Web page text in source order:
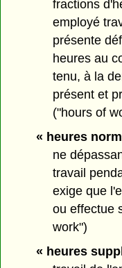
fractions
employé
présente
heures au
tenu, à la
présent et
("hours of
« heures
ne
travail
exige que
ou effectue
work")
« heures